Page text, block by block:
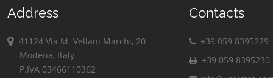
Address
41124 Via M. Vellani Marchi, 20
Modena, Italy
P.IVA 03466110362
Contacts
+39 059 8395229
+39 059 8395230